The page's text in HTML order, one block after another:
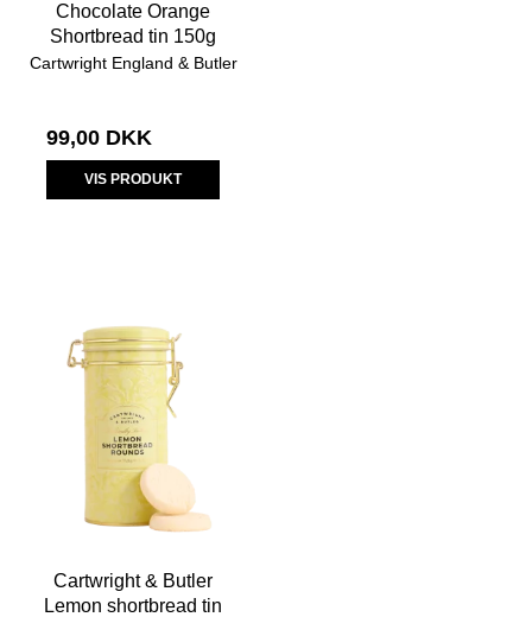
Chocolate Orange
Shortbread tin 150g
Cartwright England & Butler
99,00 DKK
VIS PRODUKT
Cartwright & Butler
Lemon shortbread tin